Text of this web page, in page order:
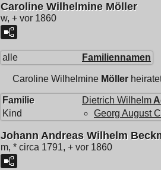
Caroline Wilhelmine Möller
w, + vor 1860
alle Familiennamen
Caroline Wilhelmine Möller
Familie Dietrich Wilhelm
Kind
Georg August
Johann Andreas Wilhelm
m, * circa 1791, + vor 1860